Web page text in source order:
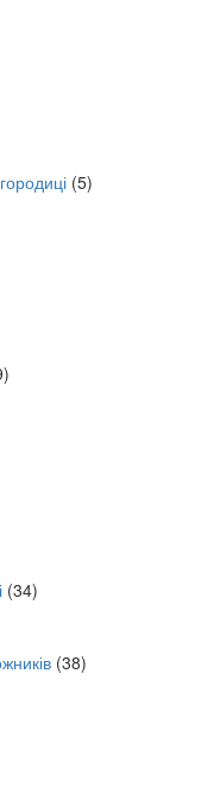
(5)
(34)
(38)